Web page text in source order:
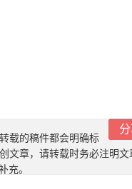
载的稿件都会明确标
文章，请转载时务必注明
充。